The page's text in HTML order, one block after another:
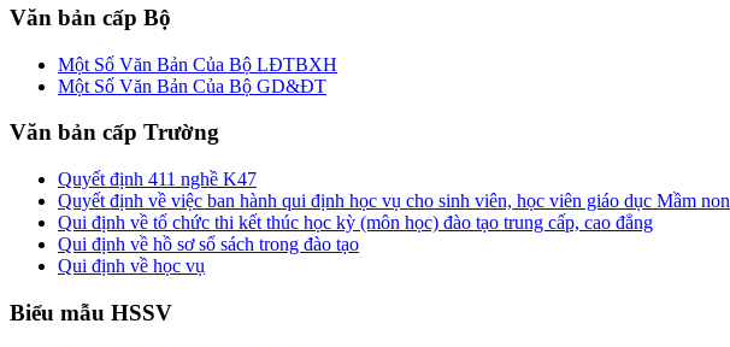
Văn bản cấp Bộ
Một Số Văn Bản Của Bộ LĐTBXH
Một Số Văn Bản Của Bộ GD&ĐT
Văn bản cấp Trường
Quyết định 411 nghề K47
Quyết định về việc ban hành qui định học vụ cho sinh viên, học viên giáo dục Mầm non
Qui định về tổ chức thi kết thúc học kỳ (môn học) đào tạo trung cấp, cao đẳng
Qui định về hồ sơ sổ sách trong đào tạo
Qui định về học vụ
Biểu mẫu HSSV